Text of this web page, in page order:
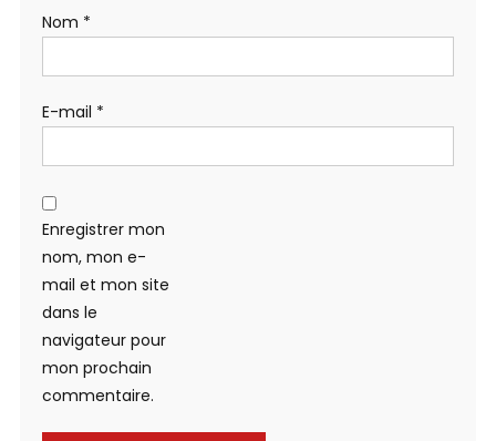
Nom *
E-mail *
Enregistrer mon
nom, mon e-
mail et mon site
dans le
navigateur pour
mon prochain
commentaire.